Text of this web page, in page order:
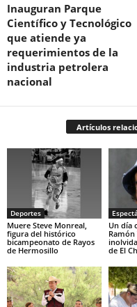
Inauguran Parque
Científico y Tecnológico
que atiende ya
requerimientos de la
industria petrolera
nacional
Artículos
Deportes
Muere Steve Monreal,
figura del histórico
bicampeonato de Rayos
de Hermosillo
Un día
Ramón
de El